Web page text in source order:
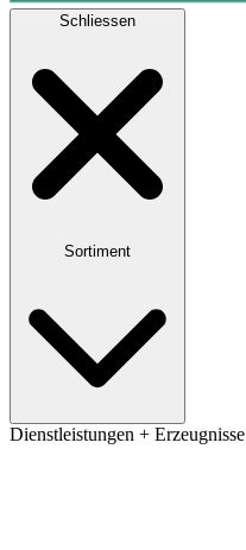
Schliessen
Sortiment
Dienstleistungen + Erzeugnisse